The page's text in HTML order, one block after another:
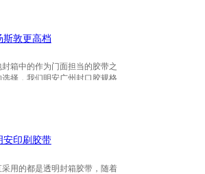
斯敦更高档
箱中的作为门面担当的胶带之
择，我们明安广州封口胶规格
是汤斯敦的选择。
安印刷胶带
用的都是透明封箱胶带，随着